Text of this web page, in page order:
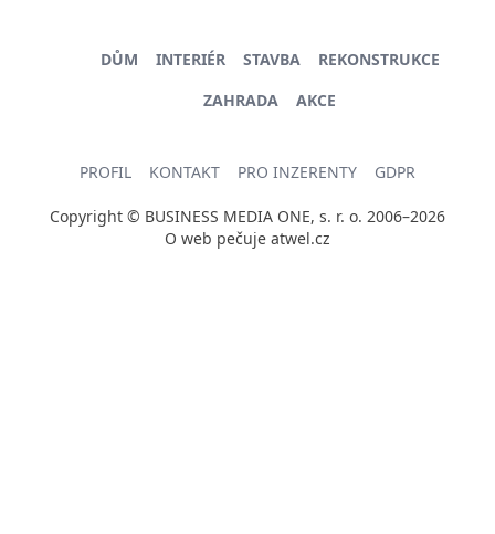
DŮM INTERIÉR STAVBA
REKONSTRUKCE
ZAHRADA
AKCE
PROFIL KONTAKT PRO INZERENTY GDPR
Copyright © BUSINESS MEDIA ONE, s. r. o. 2006–2026